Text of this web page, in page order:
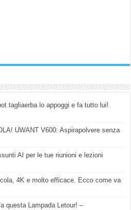
tagliaerba lo appoggi e fa tutto lui!
UWANT V600: Aspirapolvere senza
AI per le tue riunioni e lezioni
4K e molto efficace. Ecco come va
questa Lampada Letour! –